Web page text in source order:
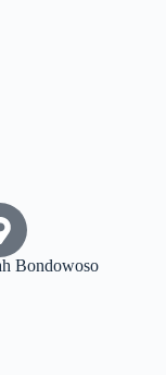
Bondowoso